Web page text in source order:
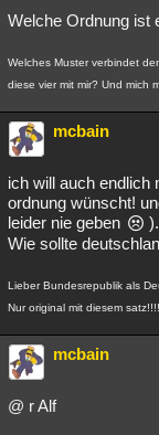
Welche Ordnung ist
Welches Muster verbindet
diese vier mit mir? Und mich
mcbain
ich will auch endlich
ordnung wünscht!
leider nie geben
).
Wie sollte
Lieber Bundesrepublik als
Nur original mit diesem
mcbain
@ r Alf